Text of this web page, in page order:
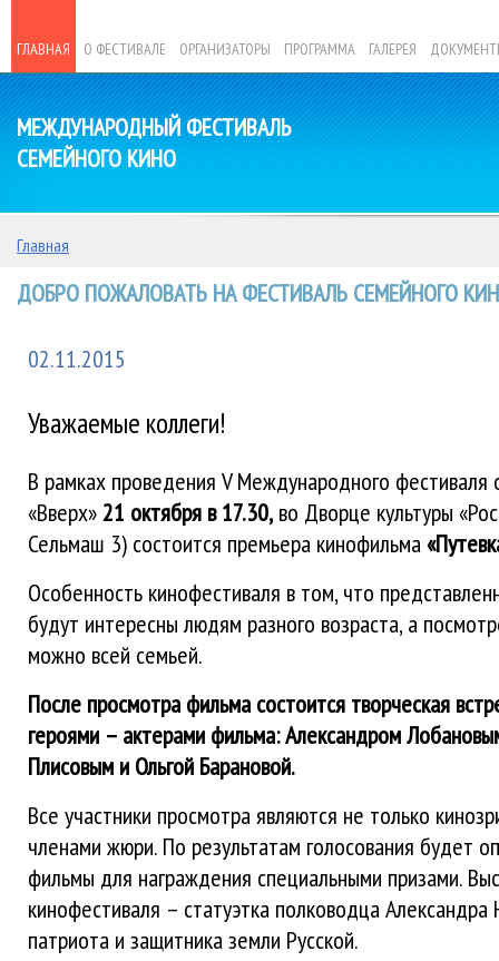
ГЛАВНАЯ О ФЕСТИВАЛЕ ОРГАНИЗАТОРЫ ПРОГРАММА ГАЛЕРЕЯ
МЕЖДУНАРОДНЫЙ ФЕСТИВАЛЬ
СЕМЕЙНОГО КИНО
Главная
ДОБРО ПОЖАЛОВАТЬ НА ФЕСТИВАЛЬ СЕМЕЙНОГО
02.11.2015
Уважаемые коллеги!
В рамках проведения V Международного фестиваля
«Вверх»21 октября в 17.30, во Дворце культуры
Сельмаш 3) состоится премьера кинофильма
Особенность кинофестиваля в том, что
будут интересны людям разного возраста, а
можно всей семьей.
После просмотра фильма состоится творческая
героями – актерами фильма: Александром
Плисовым и Ольгой Барановой.
Все участники просмотра являются не только
членами жюри. По результатам голосования будет
фильмы для награждения специальными призами.
кинофестиваля – статуэтка полководца Александра
патриота и защитника земли Русской.